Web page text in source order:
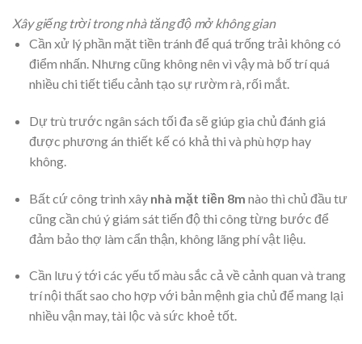
Xây giếng trời trong nhà tăng độ mở không gian
Cần xử lý phần mặt tiền tránh để quá trống trải không có
điểm nhấn. Nhưng cũng không nên vì vậy mà bố trí quá
nhiều chi tiết tiểu cảnh tạo sự rườm rà, rối mắt.
Dự trù trước ngân sách tối đa sẽ giúp gia chủ đánh giá
được phương án thiết kế có khả thi và phù hợp hay
không.
Bất cứ công trình xây nhà mặt tiền 8m nào thì chủ đầu tư
cũng cần chú ý giám sát tiến độ thi công từng bước để
đảm bảo thợ làm cẩn thận, không lãng phí vật liệu.
Cần lưu ý tới các yếu tố màu sắc cả về cảnh quan và trang
trí nội thất sao cho hợp với bản mệnh gia chủ để mang lại
nhiều vận may, tài lộc và sức khoẻ tốt.